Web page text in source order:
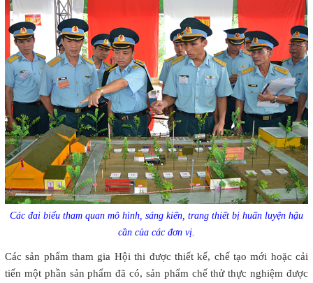
Các đai biểu tham quan mô hình, sáng kiến, trang thiết bị huấn luyện hậu
cần của các đơn vị.
Các sản phẩm tham gia Hội thi được thiết kế, chế tạo mới hoặc cải
tiến một phần sản phẩm đã có, sản phẩm chế thử thực nghiệm được